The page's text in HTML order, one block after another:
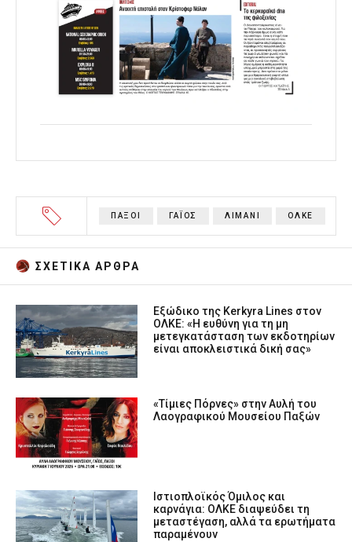
ΠΑΞΟΙ ΓΑΪΟΣ ΛΙΜΑΝΙ ΟΛΚΕ
ΣΧΕΤΙΚA AΡΘΡΑ
Εξώδικο της Kerkyra Lines στον
ΟΛΚΕ: «Η ευθύνη για τη μη
μετεγκατάσταση των εκδοτηρίων
είναι αποκλειστικά δική σας»
«Τίμιες Πόρνες» στην Αυλή του
Λαογραφικού Μουσείου Παξών
Ιστιοπλοϊκός Όμιλος και
καρνάγια: ΟΛΚΕ διαψεύδει τη
μεταστέγαση, αλλά τα ερωτήματα
παραμένουν